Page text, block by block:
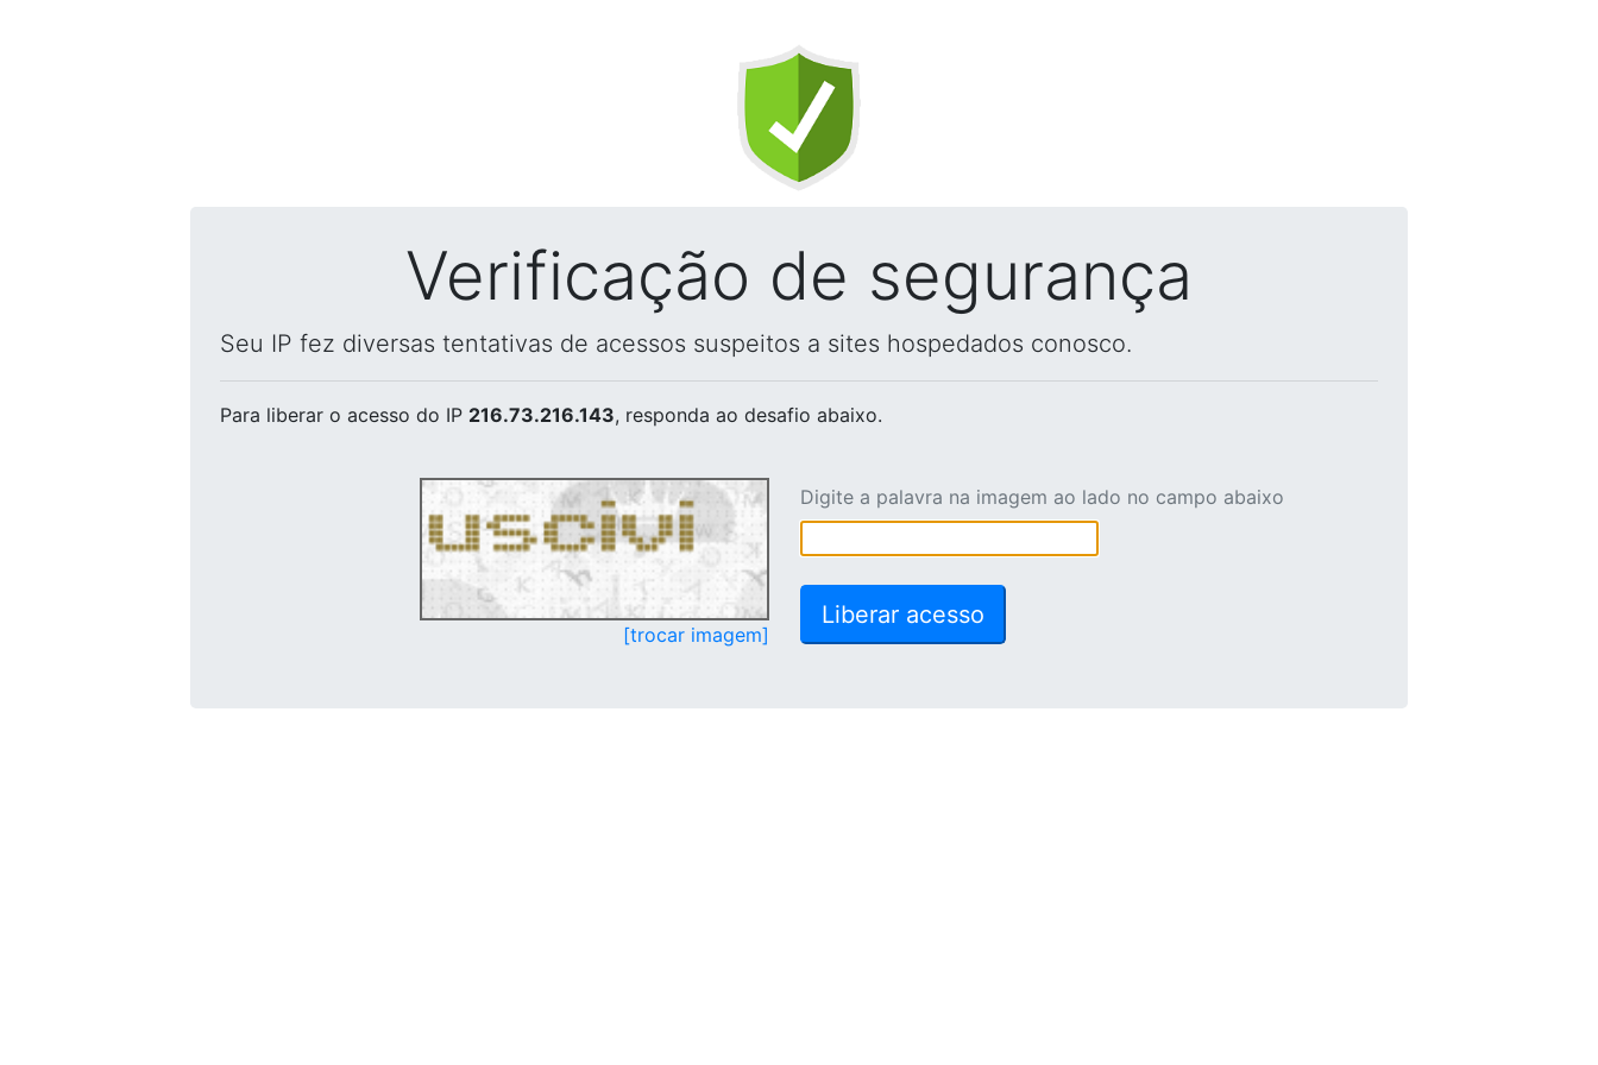
Verificação de segurança
Seu IP fez diversas tentativas de acessos suspeitos a sites hospedados conosco.
Para liberar o acesso do IP 216.73.216.143, responda ao desafio abaixo.
[trocar imagem]
Digite a palavra na imagem ao lado no campo abaixo